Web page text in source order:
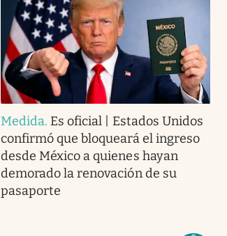
Medida. Es oficial | Estados Unidos
confirmó que bloqueará el ingreso
desde México a quienes hayan
demorado la renovación de su
pasaporte